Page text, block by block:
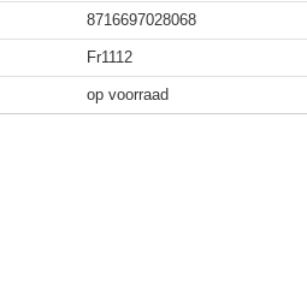
8716697028068
Fr1112
op voorraad